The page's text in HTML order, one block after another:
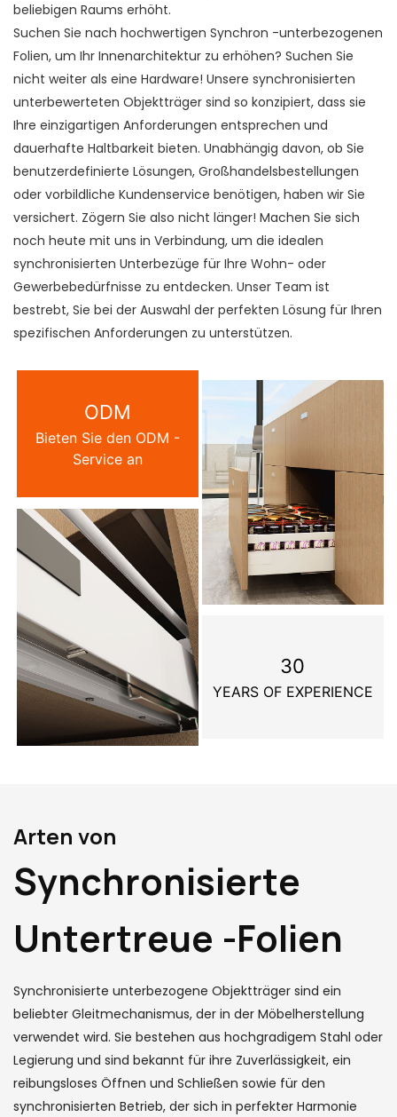
beliebigen Raums erhöht.
Suchen Sie nach hochwertigen Synchron -unterbezogenen
Folien, um Ihr Innenarchitektur zu erhöhen? Suchen Sie
nicht weiter als eine Hardware! Unsere synchronisierten
unterbewerteten Objektträger sind so konzipiert, dass sie
Ihre einzigartigen Anforderungen entsprechen und
dauerhafte Haltbarkeit bieten. Unabhängig davon, ob Sie
benutzerdefinierte Lösungen, Großhandelsbestellungen
oder vorbildliche Kundenservice benötigen, haben wir Sie
versichert. Zögern Sie also nicht länger! Machen Sie sich
noch heute mit uns in Verbindung, um die idealen
synchronisierten Unterbezüge für Ihre Wohn- oder
Gewerbebedürfnisse zu entdecken. Unser Team ist
bestrebt, Sie bei der Auswahl der perfekten Lösung für Ihren
spezifischen Anforderungen zu unterstützen.
ODM
Bieten Sie den ODM -
Service an
30
YEARS OF EXPERIENCE
Arten von
Synchronisierte
Untertreue -Folien
Synchronisierte unterbezogene Objektträger sind ein
beliebter Gleitmechanismus, der in der Möbelherstellung
verwendet wird. Sie bestehen aus hochgradigem Stahl oder
Legierung und sind bekannt für ihre Zuverlässigkeit, ein
reibungsloses Öffnen und Schließen sowie für den
synchronisierten Betrieb, der sich in perfekter Harmonie